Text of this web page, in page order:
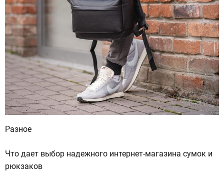
Разное
Что дает выбор надежного интернет-магазина сумок и
рюкзаков